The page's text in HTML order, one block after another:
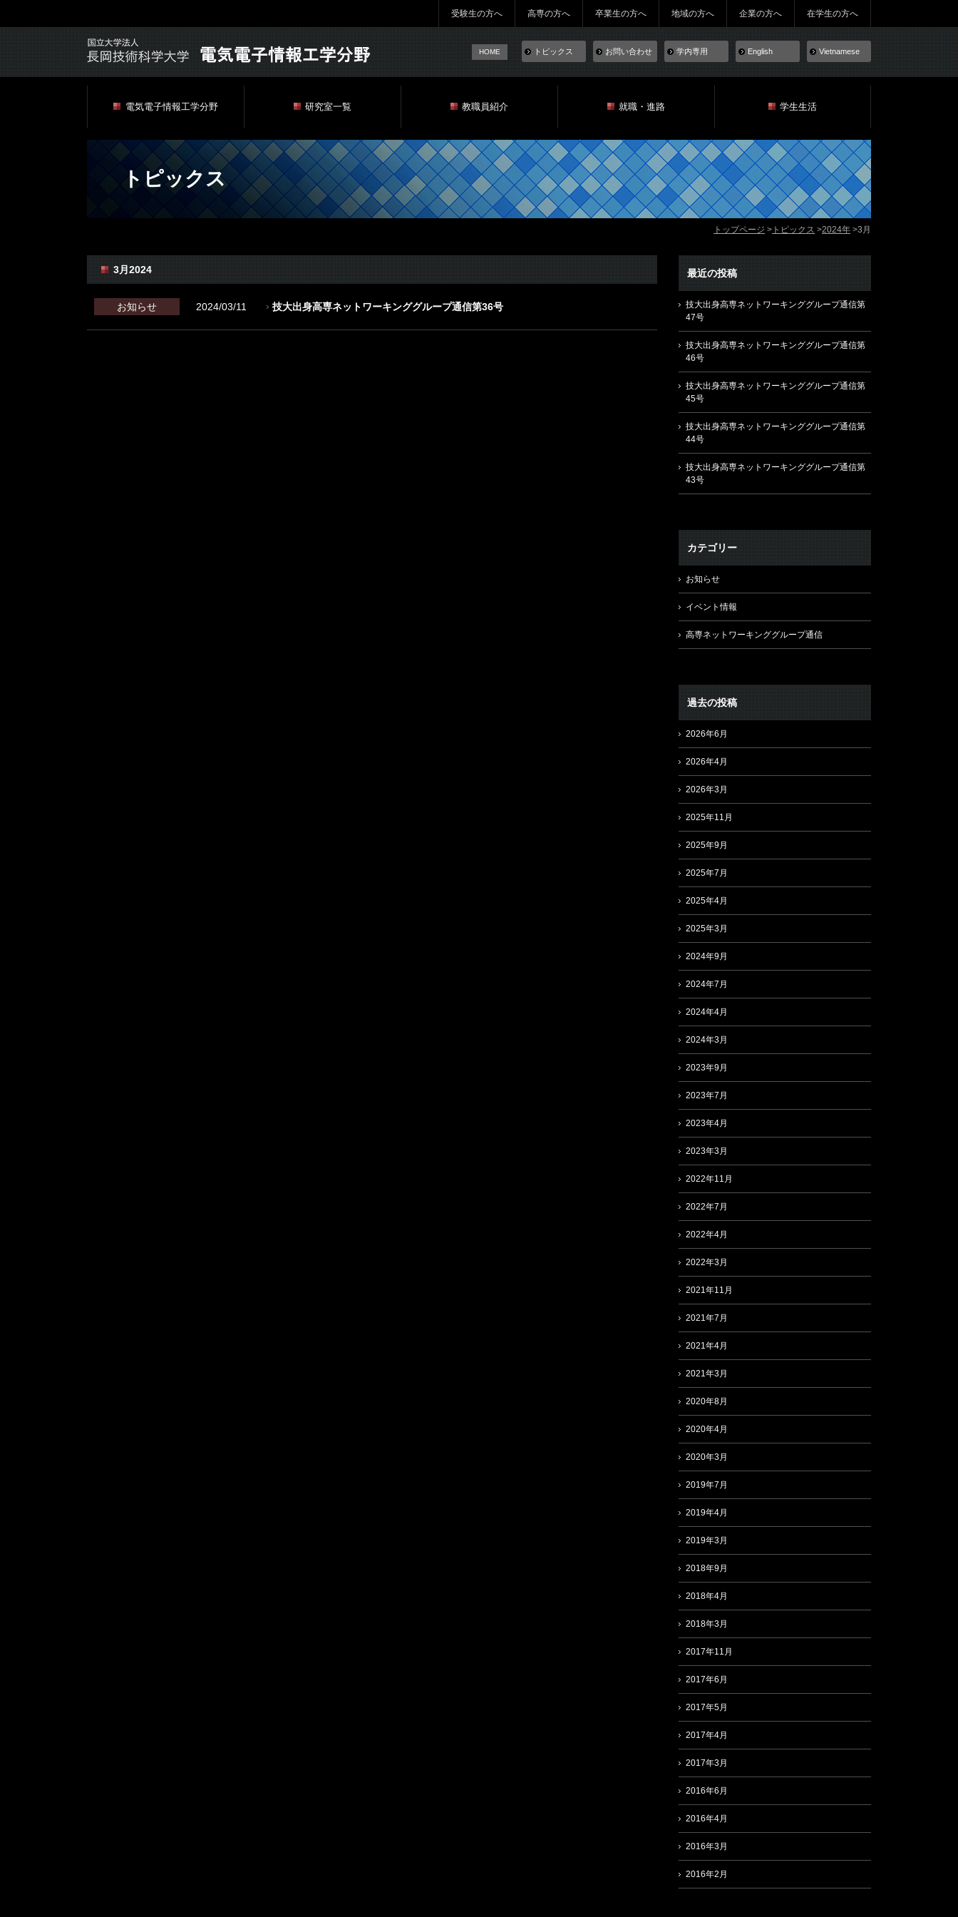
受験生の方へ 高専の方へ 卒業生の方へ 地域の方へ 企業の方へ 在学生の方へ
HOME トピックス お問い合わせ 学内専用 English Vietnamese
電気電子情報工学分野 研究室一覧 教職員紹介 就職・進路 学生生活
トピックス
トップページ トピックス 2024年 3月
3月2024
お知らせ 2024/03/11 技大出身高専ネットワーキンググループ通信第36号
最近の投稿
技大出身高専ネットワーキンググループ通信第
47号
技大出身高専ネットワーキンググループ通信第
46号
技大出身高専ネットワーキンググループ通信第
45号
技大出身高専ネットワーキンググループ通信第
44号
技大出身高専ネットワーキンググループ通信第
43号
カテゴリー
お知らせ
イベント情報
高専ネットワーキンググループ通信
過去の投稿
2026年6月
2026年4月
2026年3月
2025年11月
2025年9月
2025年7月
2025年4月
2025年3月
2024年9月
2024年7月
2024年4月
2024年3月
2023年9月
2023年7月
2023年4月
2023年3月
2022年11月
2022年7月
2022年4月
2022年3月
2021年11月
2021年7月
2021年4月
2021年3月
2020年8月
2020年4月
2020年3月
2019年7月
2019年4月
2019年3月
2018年9月
2018年4月
2018年3月
2017年11月
2017年6月
2017年5月
2017年4月
2017年3月
2016年6月
2016年4月
2016年3月
2016年2月